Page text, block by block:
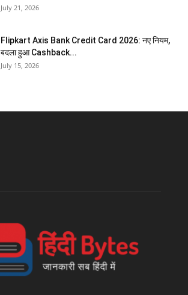
July 21, 2026
Flipkart Axis Bank Credit Card 2026: नए नियम,
बदला हुआ Cashback...
July 15, 2026